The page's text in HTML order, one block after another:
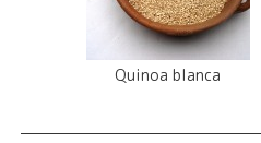
Quinoa blanca